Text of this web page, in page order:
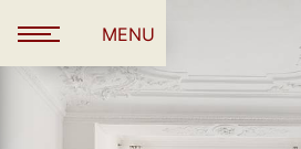
MENU